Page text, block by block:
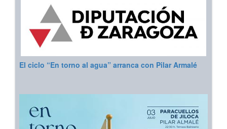
El ciclo “En torno al agua” arranca con Pilar Armalé